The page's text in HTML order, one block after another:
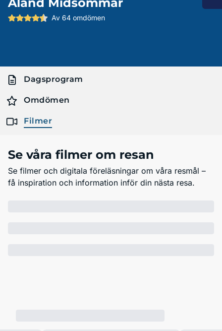
Av 64 omdömen
Dagsprogram
Omdömen
Filmer
Se våra filmer om resan
Se filmer och digitala föreläsningar om våra resmål –
få inspiration och information inför din nästa resa.